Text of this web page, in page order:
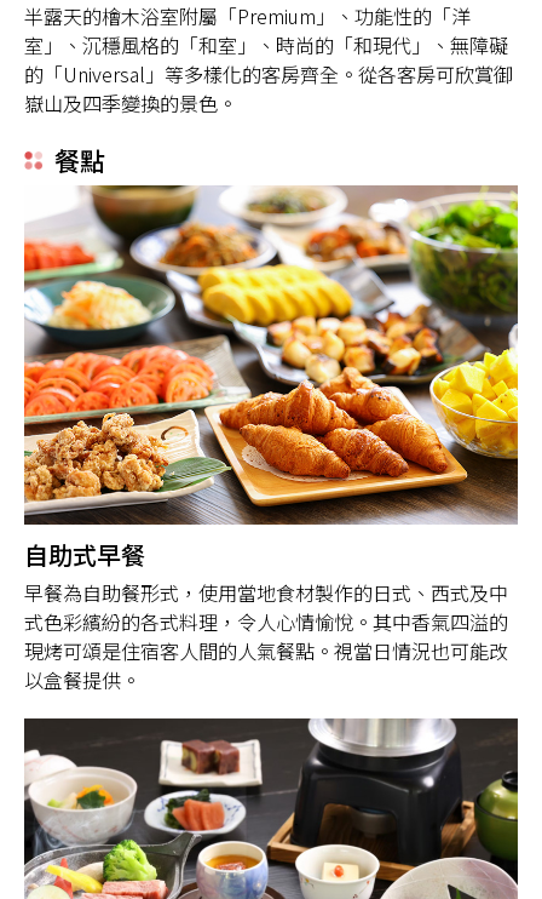
半露天的檜木浴室附屬「Premium」、功能性的「洋
室」、沉穩風格的「和室」、時尚的「和現代」、無障礙
的「Universal」等多樣化的客房齊全。從各客房可欣賞御
嶽山及四季變換的景色。
餐點
自助式早餐
早餐為自助餐形式，使用當地食材製作的日式、西式及中
式色彩繽紛的各式料理，令人心情愉悅。其中香氣四溢的
現烤可頌是住宿客人間的人氣餐點。視當日情況也可能改
以盒餐提供。